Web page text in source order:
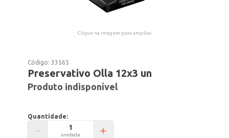
Clique na imagem para ampliar.
Código:33565
Preservativo Olla 12x3 un
Produto indisponível
Quantidade:
unidade